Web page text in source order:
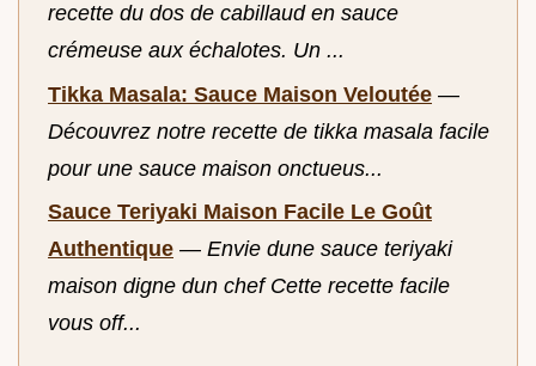
recette du dos de cabillaud en sauce
crémeuse aux échalotes. Un ...
Tikka Masala: Sauce Maison Veloutée —
Découvrez notre recette de tikka masala facile
pour une sauce maison onctueus...
Sauce Teriyaki Maison Facile Le Goût
Authentique — Envie dune sauce teriyaki
maison digne dun chef Cette recette facile
vous off...